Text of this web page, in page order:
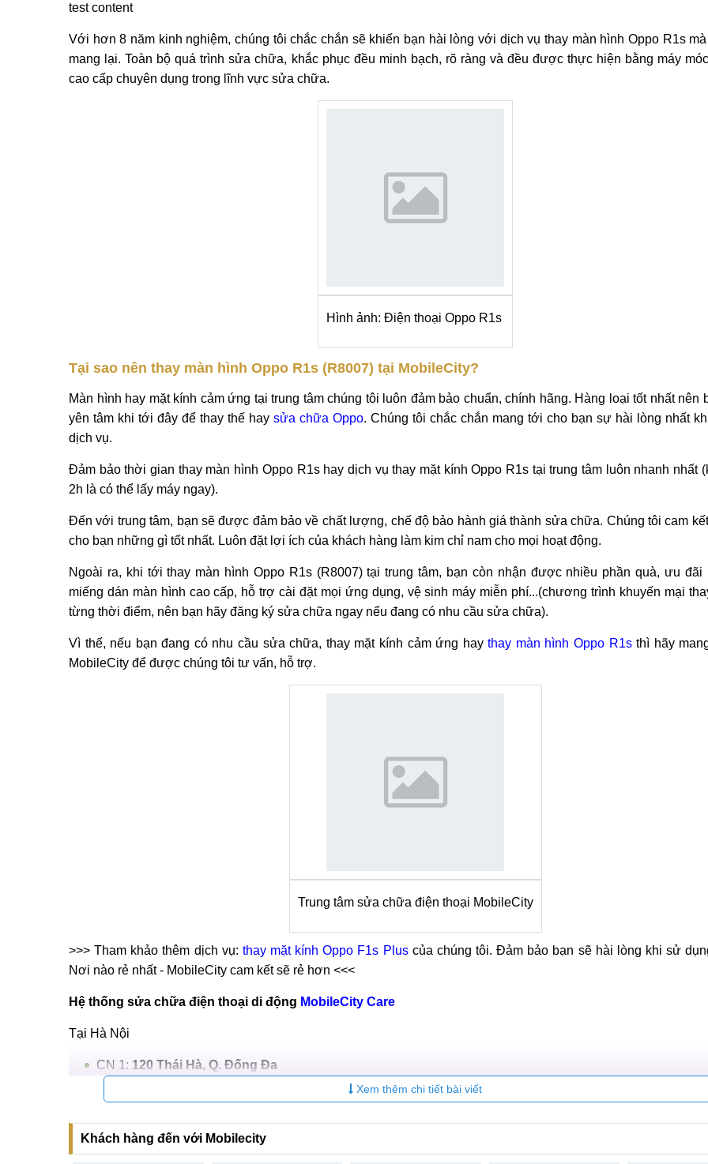
test content
Với hơn 8 năm kinh nghiệm, chúng tôi chắc chắn sẽ khiến bạn hài lòng với dịch vụ thay màn hình Oppo R1s
mang lại. Toàn bộ quá trình sửa chữa, khắc phục đều minh bạch, rõ ràng và đều được thực hiện bằng máy
cao cấp chuyên dụng trong lĩnh vực sửa chữa.
Hình ảnh: Điện thoại Oppo R1s
Tại sao nên thay màn hình Oppo R1s (R8007) tại MobileCity?
Màn hình hay mặt kính cảm ứng tại trung tâm chúng tôi luôn đảm bảo chuẩn, chính hãng. Hàng loại tốt nhất nên
yên tâm khi tới đây để thay thế haysửa chữa Oppo. Chúng tôi chắc chắn mang tới cho bạn sự hài lòng nhất
dịch vụ.
Đảm bảo thời gian thay màn hình Oppo R1s hay dịch vụ thay mặt kính Oppo R1s tại trung tâm luôn nhanh nhất
2h là có thể lấy máy ngay).
Đến với trung tâm, bạn sẽ được đảm bảo về chất lượng, chế độ bảo hành giá thành sửa chữa. Chúng tôi cam
cho bạn những gì tốt nhất. Luôn đặt lợi ích của khách hàng làm kim chỉ nam cho mọi hoạt động.
Ngoài ra, khi tới thay màn hình Oppo R1s (R8007) tại trung tâm, bạn còn nhận được nhiều phần quà, ưu đãi
miếng dán màn hình cao cấp, hỗ trợ cài đặt mọi ứng dụng, vệ sinh máy miễn phí...(chương trình khuyến mại
từng thời điểm, nên bạn hãy đăng ký sửa chữa ngay nếu đang có nhu cầu sửa chữa).
Vì thế, nếu bạn đang có nhu cầu sửa chữa, thay mặt kính cảm ứng haythay màn hình Oppo R1sthì hãy
MobileCity để được chúng tôi tư vấn, hỗ trợ.
Trung tâm sửa chữa điện thoại MobileCity
>>> Tham khảo thêm dịch vụ: thay mặt kính Oppo F1s Pluscủa chúng tôi. Đảm bảo bạn sẽ hài lòng khi sử
Nơi nào rẻ nhất - MobileCity cam kết sẽ rẻ hơn <<<
Hệ thống sửa chữa điện thoại di động MobileCity Care
Tại Hà Nội
CN 1: 120 Thái Hà, Q. Đống Đa
CN 2:398 Cầu Giấy, Q. Cầu Giấy
Hotline:096.2222.398
Xem thêm chi tiết bài viết
Khách hàng đến với Mobilecity